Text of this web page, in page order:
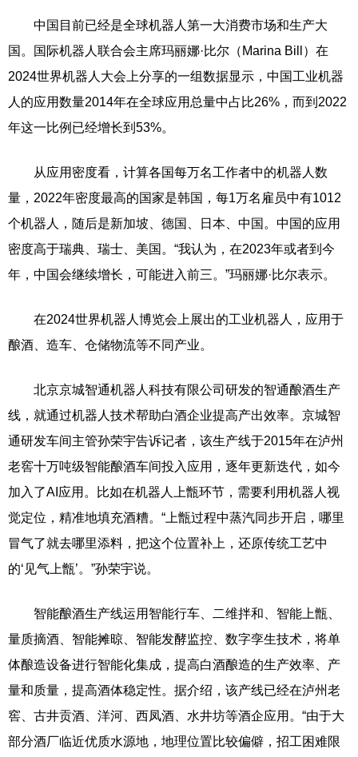
中国目前已经是全球机器人第一大消费市场和生产大
国。国际机器人联合会主席玛丽娜·比尔（Marina Bill）在
2024世界机器人大会上分享的一组数据显示，中国工业机器
人的应用数量2014年在全球应用总量中占比26%，而到2022
年这一比例已经增长到53%。
从应用密度看，计算各国每万名工作者中的机器人数
量，2022年密度最高的国家是韩国，每1万名雇员中有1012
个机器人，随后是新加坡、德国、日本、中国。中国的应用
密度高于瑞典、瑞士、美国。“我认为，在2023年或者到今
年，中国会继续增长，可能进入前三。”玛丽娜·比尔表示。
在2024世界机器人博览会上展出的工业机器人，应用于
酿酒、造车、仓储物流等不同产业。
北京京城智通机器人科技有限公司研发的智通酿酒生产
线，就通过机器人技术帮助白酒企业提高产出效率。京城智
通研发车间主管孙荣宇告诉记者，该生产线于2015年在泸州
老窖十万吨级智能酿酒车间投入应用，逐年更新迭代，如今
加入了AI应用。比如在机器人上甑环节，需要利用机器人视
觉定位，精准地填充酒糟。“上甑过程中蒸汽同步开启，哪里
冒气了就去哪里添料，把这个位置补上，还原传统工艺中
的‘见气上甑’。”孙荣宇说。
智能酿酒生产线运用智能行车、二维拌和、智能上甑、
量质摘酒、智能摊晾、智能发酵监控、数字孪生技术，将单
体酿造设备进行智能化集成，提高白酒酿造的生产效率、产
量和质量，提高酒体稳定性。据介绍，该产线已经在泸州老
窖、古井贡酒、洋河、西凤酒、水井坊等酒企应用。“由于大
部分酒厂临近优质水源地，地理位置比较偏僻，招工困难限